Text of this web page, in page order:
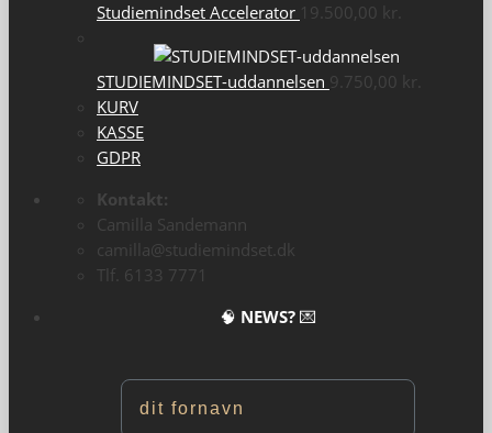
Studiemindset Accelerator 19.500,00 kr.
STUDIEMINDSET-uddannelsen 9.750,00 kr.
KURV
KASSE
GDPR
Kontakt:
Camilla Sandemann
camilla@studiemindset.dk
Tlf. 6133 7771
🧠 NEWS? 💌
Navn